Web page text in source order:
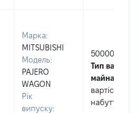
Марка:
MITSUBISHI
Модель:
PAJERO
WAGON
Рік
випуску:
50000
Тип вартості
майна:
вартість на
набуття